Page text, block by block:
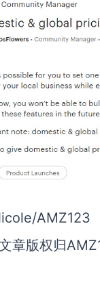
AMZ123
章版权归